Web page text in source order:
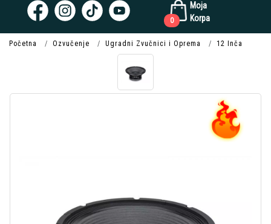
Moja
Korpa
0
Početna Ozvučenje Ugradni Zvučnici i Oprema 12 Inča